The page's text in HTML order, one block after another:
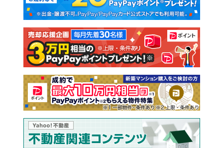
新築一戸建て 中古一戸建て
注文住宅 土地
売却査定